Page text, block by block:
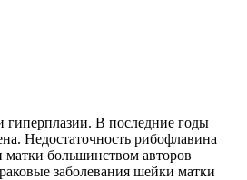
гиперплазии. В последние годы
Недостаточность рибофлавина
матки большинством авторов
заболевания шейки матки